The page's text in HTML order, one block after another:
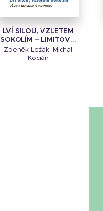
LVÍ SILOU, VZLETEM
SOKOLÍM – LIMITOV...
Zdeněk Ležák, Michal
Kocián